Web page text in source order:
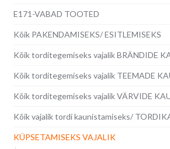
E171-VABAD TOOTED
Kõik PAKENDAMISEKS/ ESITLEMISEKS
Kõik torditegemiseks vajalik BRÄNDIDE
Kõik torditegemiseks vajalik TEEMADE
Kõik torditegemiseks vajalik VÄRVIDE
Kõik vajalik tordi kaunistamiseks/
KÜPSETAMISEKS VAJALIK